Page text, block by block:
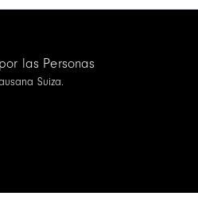
las Personas
Suiza.